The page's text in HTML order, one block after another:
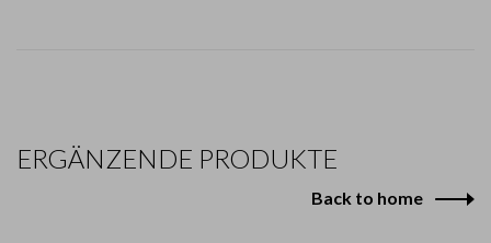
ERGÄNZENDE PRODUKTE
Back to home